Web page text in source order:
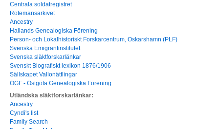
Centrala soldatregistret
Rotemansarkivet
Ancestry
Hallands Genealogiska Förening
Person- och Lokalhistoriskt Forskarcentrum, Oskarshamn (PLF)
Svenska Emigrantinstitutet
Svenska släktforskarlänkar
Svenskt Biografiskt lexikon 1876/1906
Sällskapet Vallonättlingar
ÖGF - Östgöta Genealogiska Förening
Utländska släktforskarlänkar:
Ancestry
Cyndi's list
Family Search